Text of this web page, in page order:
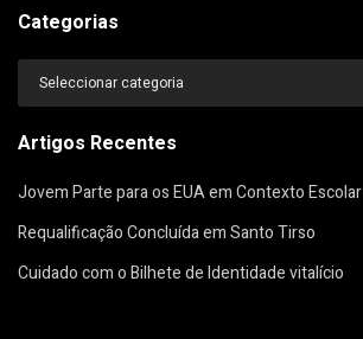
Categorias
Categorias
Artigos Recentes
Jovem Parte para os EUA em Contexto Escolar
Requalificação Concluída em Santo Tirso
Cuidado com o Bilhete de Identidade vitalício